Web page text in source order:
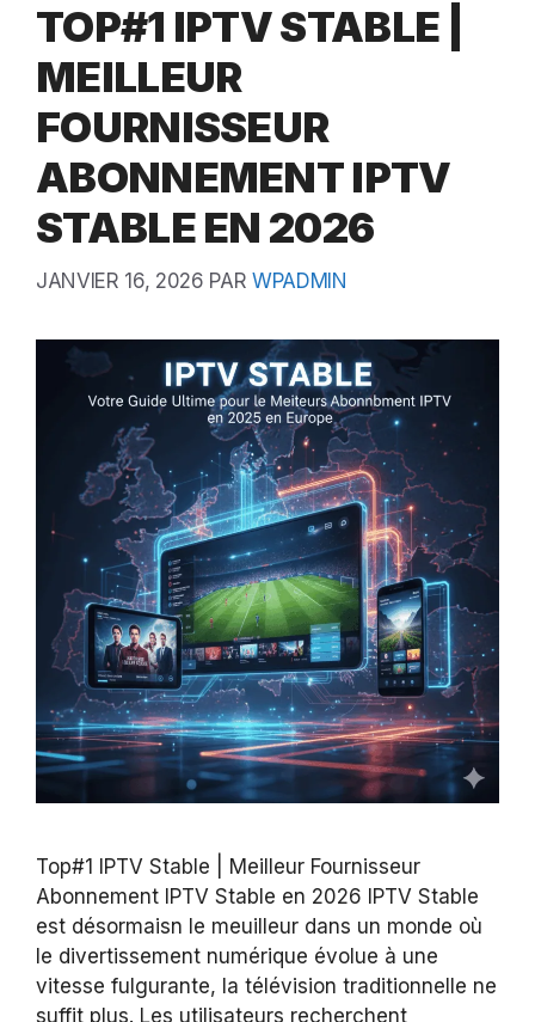
TOP#1 IPTV STABLE |
MEILLEUR
FOURNISSEUR
ABONNEMENT IPTV
STABLE EN 2026
JANVIER 16, 2026 PAR WPADMIN
Top#1 IPTV Stable | Meilleur Fournisseur
Abonnement IPTV Stable en 2026 IPTV Stable
est désormaisn le meuilleur dans un monde où
le divertissement numérique évolue à une
vitesse fulgurante, la télévision traditionnelle ne
suffit plus. Les utilisateurs recherchent